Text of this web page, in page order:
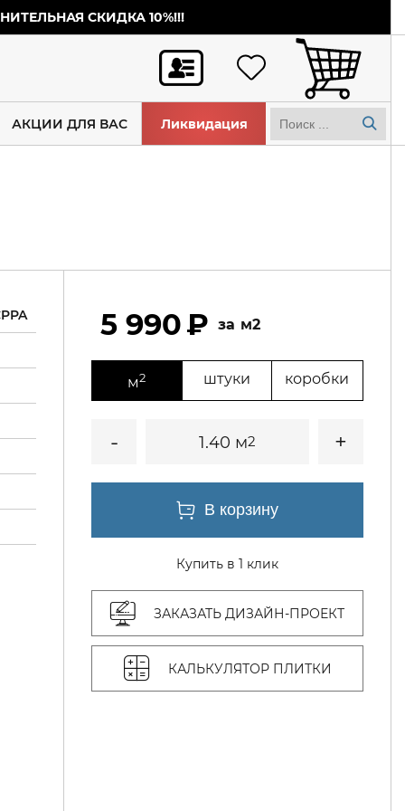
СКИДКА 10%!!!
АКЦИИ ДЛЯ ВАС Ликвидация
5 990 м2
м2 штуки коробки
1.40 м2
Купить в 1 клик
ЗАКАЗАТЬ ДИЗАЙН-ПРОЕКТ
КАЛЬКУЛЯТОР ПЛИТКИ